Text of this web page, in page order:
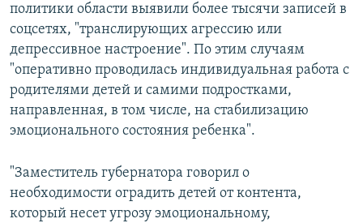
политики области выявили более тысячи записей в
соцсетях, "транслирующих агрессию или
депрессивное настроение". По этим случаям
"оперативно проводилась индивидуальная работа с
родителями детей и самими подростками,
направленная, в том числе, на стабилизацию
эмоционального состояния ребенка".
"Заместитель губернатора говорил о
необходимости оградить детей от контента,
который несет угрозу эмоциональному,